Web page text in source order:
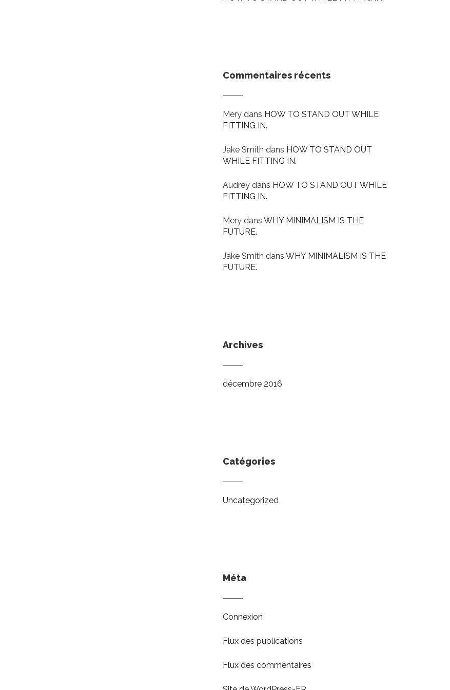
Commentaires récents
Mery dans HOW TO STAND OUT WHILE
FITTING IN.
Jake Smith dans HOW TO STAND OUT
WHILE FITTING IN.
Audrey dans HOW TO STAND OUT WHILE
FITTING IN.
Mery dansWHY MINIMALISM IS THE
FUTURE.
Jake Smith dansWHY MINIMALISM IS THE
FUTURE.
Archives
décembre 2016
Catégories
Uncategorized
Méta
Connexion
Flux des publications
Flux des commentaires